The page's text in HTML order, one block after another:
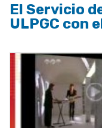
El Servicio
ULPGC con